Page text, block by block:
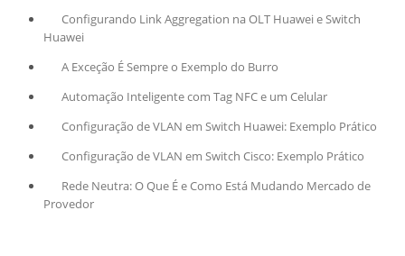
Configurando Link Aggregation na OLT Huawei e Switch
Huawei
A Exceção É Sempre o Exemplo do Burro
Automação Inteligente com Tag NFC e um Celular
Configuração de VLAN em Switch Huawei: Exemplo Prático
Configuração de VLAN em Switch Cisco: Exemplo Prático
Rede Neutra: O Que É e Como Está Mudando Mercado de
Provedor